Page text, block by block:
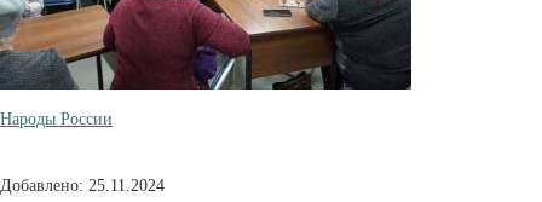
Народы России
Добавлено: 25.11.2024